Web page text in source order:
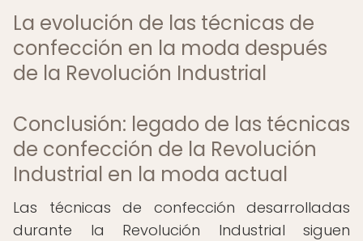
La evolución de las técnicas de
confección en la moda después
de la Revolución Industrial
Conclusión: legado de las técnicas
de confección de la Revolución
Industrial en la moda actual
Las técnicas de confección desarrolladas
durante la Revolución Industrial siguen